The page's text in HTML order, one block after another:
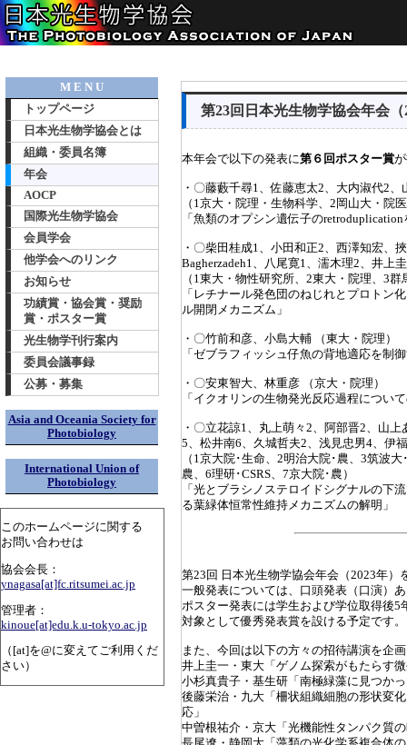
M E N U
トップページ
日本光生物学協会とは
組織・委員名簿
年会
AOCP
国際光生物学協会
会員学会
他学会へのリンク
お知らせ
功績賞・協会賞・奨励
賞・ポスター賞
光生物学刊行案内
委員会議事録
公募・募集
Asia and Oceania Society for
Photobiology
International Union of
Photobiology
このホームページに関する
お問い合わせは
協会会長：
ynagasa[at]fc.ritsumei.ac.jp
管理者：
kinoue[at]edu.k.u-tokyo.ac.jp
（[at]を@に変えてご利用くだ
さい）
第23回日本光生物学協会年会（
本年会で以下の発表に第６回ポスター賞
・〇藤藪千尋1、佐藤恵太2、大内淑代2、
（1京大・院理・生物科学、2岡山大・院
「魚類のオプシン遺伝子の
・〇柴田桂成1、小田和正2、西澤知宏、
Bagherzadeh1、八尾寛1、濡木理2、井上
（1東大・物性研究所、2東大・院理、3
「レチナール発色団のねじれとプロトン
ル開閉メカニズム」
・〇竹前和彦、小島大輔 （東大・院理）
「ゼブラフィッシュ仔魚の背地適応を制
・〇安東智大、林重彦 （京大・院理）
「イクオリンの生物発光反応過程につい
・〇立花諒1、丸上萌々2、阿部晋2、山
5、松井南6、久城哲夫2、浅見忠男4、伊
（1京大院･生命、2明治大院･農、3筑波
農、6理研･CSRS、7京大院･農）
「光とブラシノステロイドシグナルの下
る葉緑体恒常性維持メカニズムの解明」
第23回 日本光生物学協会年会（2023年）
一般発表については、口頭発表（口演）
ポスター発表には学生および学位取得後5
対象として優秀発表賞を設ける予定です。
また、今回は以下の方々の招待講演を企
井上圭一・東大「ゲノム探索がもたらす
小杉真貴子・基生研「南極緑藻に見つか
後藤栄治・九大「柵状組織細胞の形状変
応」
中曽根祐介・京大「光機能性タンパク質